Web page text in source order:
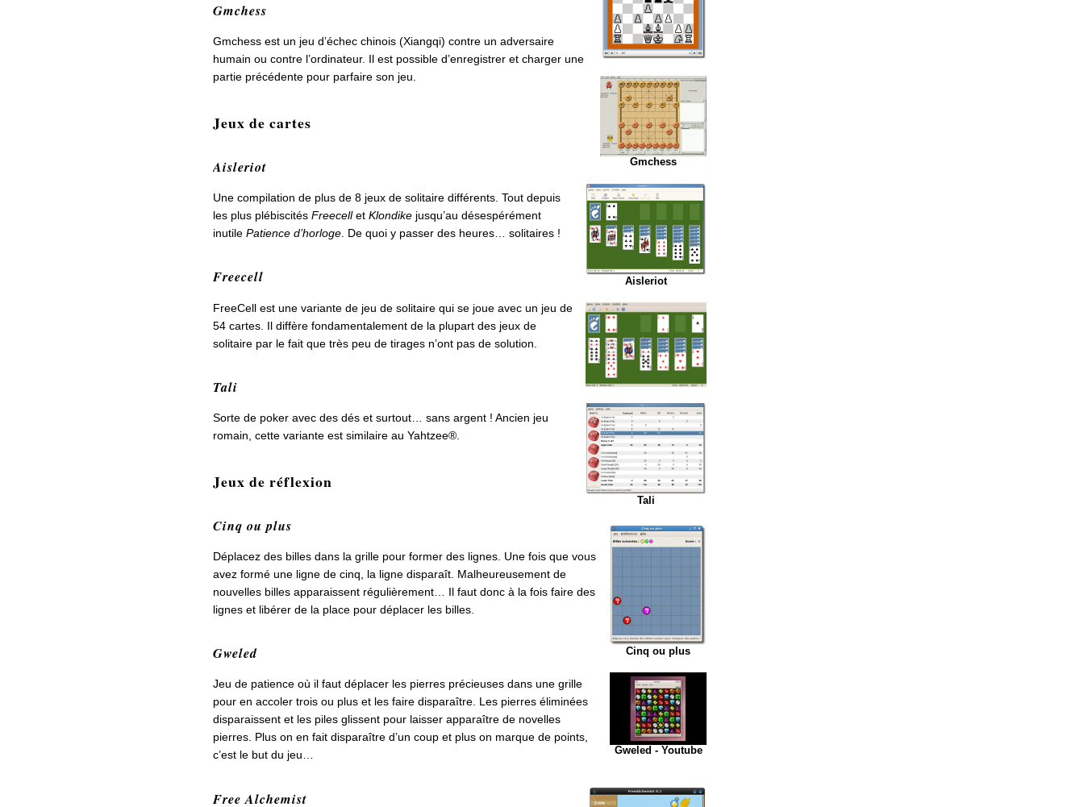
Gmchess
Gmchess
Gmchess est un jeu d’échec chinois (Xiangqi) contre un adversaire
humain ou contre l’ordinateur. Il est possible d’enregistrer et charger une
partie précédente pour parfaire son jeu.
Jeux de cartes
Aisleriot
Aisleriot
Une compilation de plus de 8 jeux de solitaire différents. Tout depuis
les plus plébiscités Freecellet Klondikejusqu’au désespérément
inutile Patience d’horloge. De quoi y passer des heures… solitaires !
Freecell
FreeCell est une variante de jeu de solitaire qui se joue avec un jeu de
54 cartes. Il diffère fondamentalement de la plupart des jeux de
solitaire par le fait que très peu de tirages n’ont pas de solution.
Tali
Tali
Sorte de poker avec des dés et surtout… sans argent ! Ancien jeu
romain, cette variante est similaire au Yahtzee®.
Jeux de réflexion
Cinq ou plus
Cinq ou plus
Déplacez des billes dans la grille pour former des lignes. Une fois que vous
avez formé une ligne de cinq, la ligne disparaît. Malheureusement de
nouvelles billes apparaissent régulièrement… Il faut donc à la fois faire des
lignes et libérer de la place pour déplacer les billes.
Gweled - Youtube
Gweled
Jeu de patience où il faut déplacer les pierres précieuses dans une grille
pour en accoler trois ou plus et les faire disparaître. Les pierres éliminées
disparaissent et les piles glissent pour laisser apparaître de novelles
pierres. Plus on en fait disparaître d’un coup et plus on marque de points,
c’est le but du jeu…
Free Alchemist